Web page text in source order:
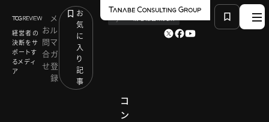
経営者の
決断をサ
ポートす
るメディ
ア
お
問
合
せ
メ
ル
マ
ガ
登
録
お
気
に
入
り
記
事
コ
ン